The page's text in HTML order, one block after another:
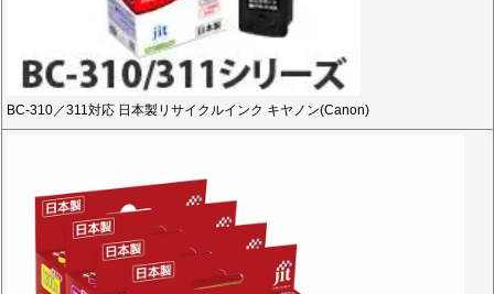
BC-310／311対応 日本製リサイクルインク キヤノン(Canon)